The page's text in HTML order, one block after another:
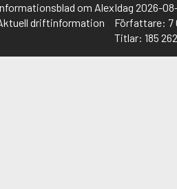
om Alex
driftinformation
Idag 2026-
Författare: 7
Titlar: 185